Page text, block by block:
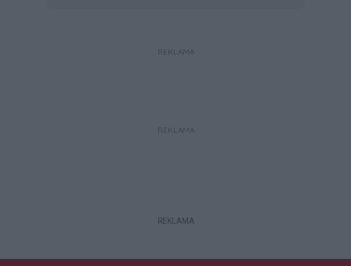
REKLAMA
REKLAMA
REKLAMA